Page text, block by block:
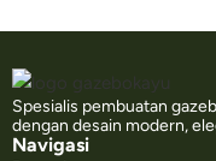
Spesialis pembuatan
dengan desain modern,
Navigasi